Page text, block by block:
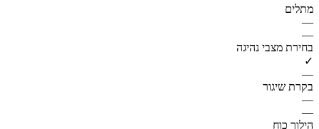
מתלים
—
—
בחירת מצבי נהיגה
✓
—
בקרת שיגור
—
—
הילוך כוח